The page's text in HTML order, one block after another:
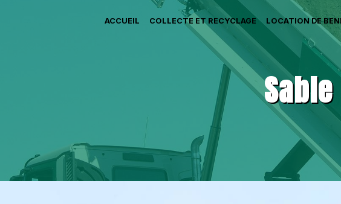
ACCUEIL COLLECTE ET RECYCLAGE LOCATION DE